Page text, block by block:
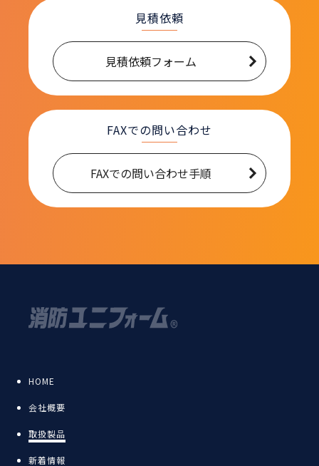
見積依頼
見積依頼フォーム
FAXでの問い合わせ
FAXでの問い合わせ手順
HOME
会社概要
取扱製品
新着情報